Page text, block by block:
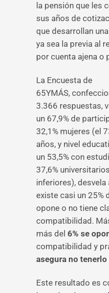
la pensión que les
sus años de
que desarrollan
ya sea la previa al
por cuenta ajena o
La Encuesta de
65YMÁS,
3.366 respuestas,
un 67,9% de
32,1% mujeres (el
años, y nivel
un 53,5% con
37,6%
inferiores),
existe casi un 25%
opone o no tiene
compatibilidad.
más del 6% se
compatibilidad y
asegura no tenerlo
Este resultado es